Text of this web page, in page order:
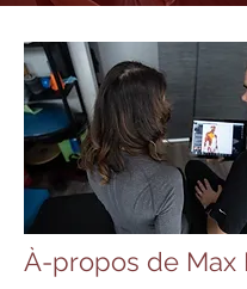
À-propos de Max